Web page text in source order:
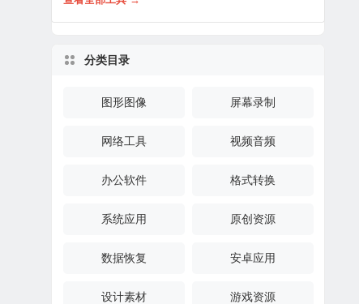
分类目录
图形图像 屏幕录制
网络工具 视频音频
办公软件 格式转换
系统应用 原创资源
数据恢复 安卓应用
设计素材 游戏资源